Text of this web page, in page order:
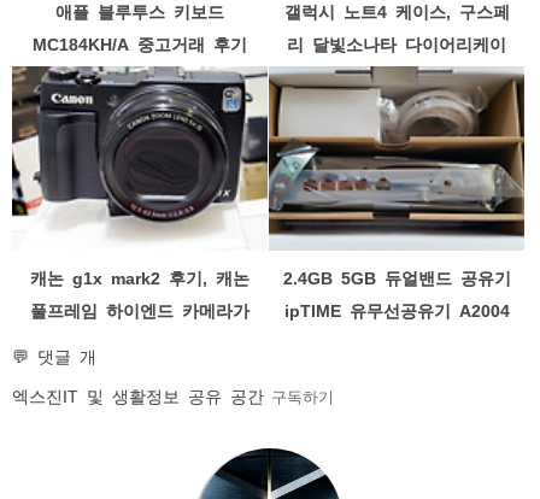
애플 블루투스 키보드
MC184KH/A 중고거래 후기
갤럭시 노트4 케이스, 구스페
리 달빛소나타 다이어리케이
스 후기
캐논 g1x mark2 후기, 캐논
풀프레임 하이엔드 카메라가
2.4GB 5GB 듀얼밴드 공유기
ipTIME 유무선공유기 A2004
💬 댓글 개
엑스진 IT 및 생활정보 공유 공간 구독하기